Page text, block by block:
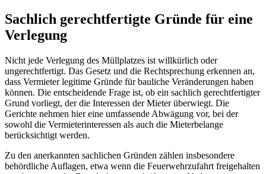
Sachlich gerechtfertigte Gründe für eine
Verlegung
Nicht jede Verlegung des Müllplatzes ist willkürlich oder
ungerechtfertigt. Das Gesetz und die Rechtsprechung erkennen an,
dass Vermieter legitime Gründe für bauliche Veränderungen haben
können. Die entscheidende Frage ist, ob ein sachlich gerechtfertigter
Grund vorliegt, der die Interessen der Mieter überwiegt. Die
Gerichte nehmen hier eine umfassende Abwägung vor, bei der
sowohl die Vermieterinteressen als auch die Mieterbelange
berücksichtigt werden.
Zu den anerkannten sachlichen Gründen zählen insbesondere
behördliche Auflagen, etwa wenn die Feuerwehrzufahrt freigehalten